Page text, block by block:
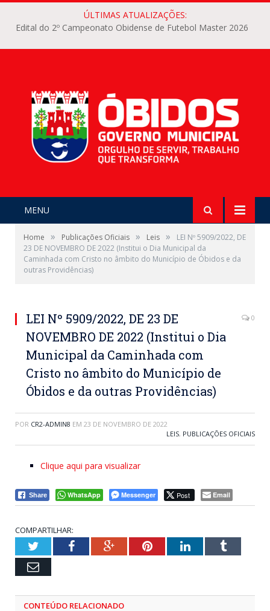
ÚLTIMAS ATUALIZAÇÕES:
Edital do 2º Campeonato Obidense de Futebol Master 2026
MENU
Home » Publicações Oficiais » Leis »
LEI Nº 5909/2022, DE
23 DE NOVEMBRO DE 2022 (Institui o Dia Municipal da
Caminhada com Cristo no âmbito do Município de Óbidos e da
outras Providências)
LEI Nº 5909/2022, DE 23 DE
NOVEMBRO DE 2022 (Institui o Dia
Municipal da Caminhada com
Cristo no âmbito do Município de
Óbidos e da outras Providências)
0
POR CR2-ADMIN8 EM 23 DE NOVEMBRO DE 2022
LEIS, PUBLICAÇÕES OFICIAIS
Clique aqui para visualizar
Share WhatsApp Messenger Post Email
COMPARTILHAR:
TwitterFacebookGoogle+PinterestLinkedInTumblr
Email
CONTEÚDO RELACIONADO